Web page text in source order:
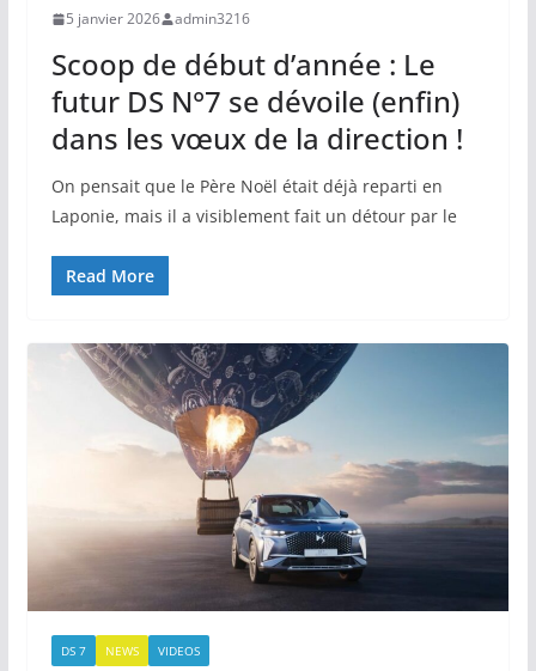
5 janvier 2026 admin3216
Scoop de début d’année : Le
futur DS N°7 se dévoile (enfin)
dans les vœux de la direction !
On pensait que le Père Noël était déjà reparti en
Laponie, mais il a visiblement fait un détour par le
Read More
DS 7 NEWS VIDEOS